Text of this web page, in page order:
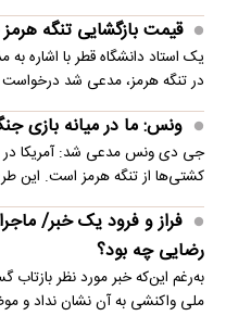
قیمت بازگشایی تنگه
یک استاد دانشگاه قطر با اشاره به
در تنگه هرمز، مدعی شد درخواست
ونس: ما در میانه بازی
جی دی ونس مدعی شد: آمریکا در
کشتی‌ها از تنگه هرمز است. این
فراز و فرود یک خبر/
رضایی چه بود؟
به‌رغم این‌که خبر مورد نظر بازتاب
ملی واکنشی به آن نشان نداد و